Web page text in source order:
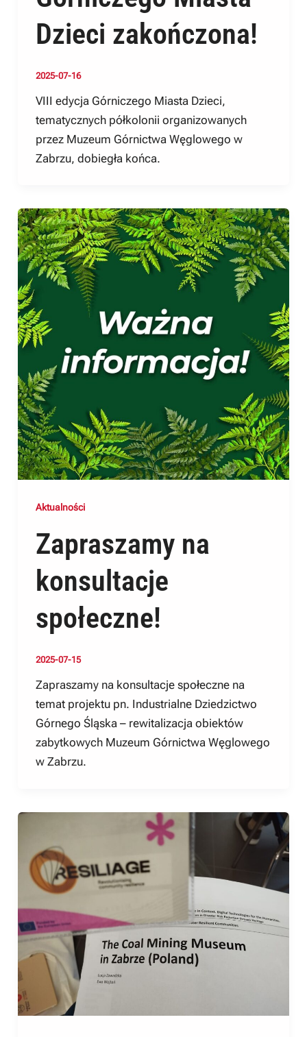
Dzieci zakończona!
2025-07-16
VIII edycja Górniczego Miasta Dzieci,
tematycznych półkolonii organizowanych
przez Muzeum Górnictwa Węglowego w
Zabrzu, dobiegła końca.
Aktualności
Zapraszamy na
konsultacje
społeczne!
2025-07-15
Zapraszamy na konsultacje społeczne na
temat projektu pn. Industrialne Dziedzictwo
Górnego Śląska – rewitalizacja obiektów
zabytkowych Muzeum Górnictwa Węglowego
w Zabrzu.